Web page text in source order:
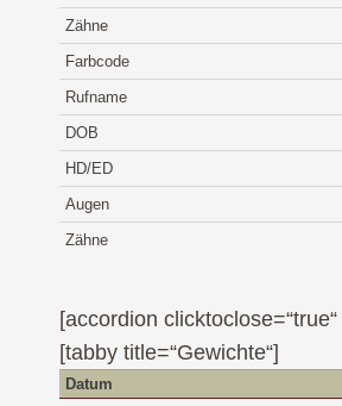
Zähne
Farbcode
Rufname
DOB
HD/ED
Augen
Zähne
[accordion
[tabby title=“Gewichte“]
Datum